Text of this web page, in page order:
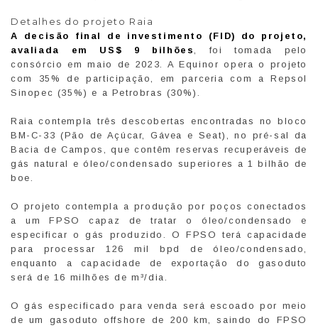
Detalhes do projeto Raia
A decisão final de investimento (FID) do projeto,
avaliada em US$ 9 bilhões, foi tomada pelo
consórcio em maio de 2023. A Equinor opera o projeto
com 35% de participação, em parceria com a Repsol
Sinopec (35%) e a Petrobras (30%).
Raia contempla três descobertas encontradas no bloco
BM-C-33 (Pão de Açúcar, Gávea e Seat), no pré-sal da
Bacia de Campos, que contêm reservas recuperáveis de
gás natural e óleo/condensado superiores a 1 bilhão de
boe.
O projeto contempla a produção por poços conectados
a um FPSO capaz de tratar o óleo/condensado e
especificar o gás produzido. O FPSO terá capacidade
para processar 126 mil bpd de óleo/condensado,
enquanto a capacidade de exportação do gasoduto
será de 16 milhões de m³/dia.
O gás especificado para venda será escoado por meio
de um gasoduto offshore de 200 km, saindo do FPSO